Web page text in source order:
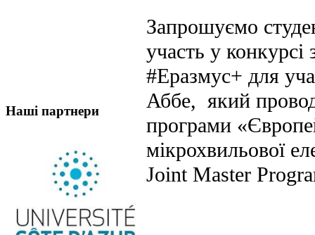
Наші партнери
Запрошуємо
участь у конкурсі
#Еразмус+ для
Аббе, який
програми
мікрохвильової
Joint Master